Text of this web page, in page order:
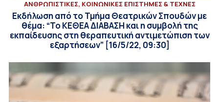
ΑΝΘΡΩΠΙΣΤΙΚΕΣ, ΚΟΙΝΩΝΙΚΕΣ ΕΠΙΣΤΗΜΕΣ & ΤΕΧΝΕΣ
Εκδήλωση από το Τμήμα Θεατρικών Σπουδών με
θέμα: “Το ΚΕΘΕΑ ΔΙΑΒΑΣΗ και η συμβολή της
εκπαίδευσης στη θεραπευτική αντιμετώπιση των
εξαρτήσεων” [16/5/22, 09:30]